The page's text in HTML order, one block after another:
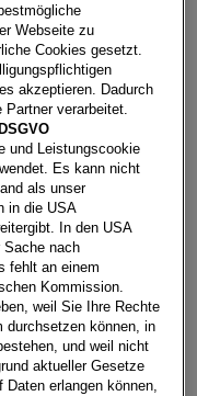
Webseite zu
Cookies gesetzt.
akzeptieren. Dadurch
verarbeitet.
und Leistungscookie
Es kann nicht
als unser
in die USA
In den USA
Sache nach
fehlt an einem
Kommission.
weil Sie Ihre Rechte
durchsetzen können, in
und weil nicht
aktueller Gesetze
erlangen können,